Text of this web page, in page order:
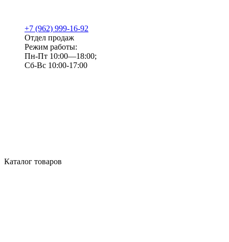
+7 (962) 999-16-92
Отдел продаж
Режим работы:
Пн-Пт 10:00—18:00;
Сб-Вс 10:00-17:00
Каталог товаров